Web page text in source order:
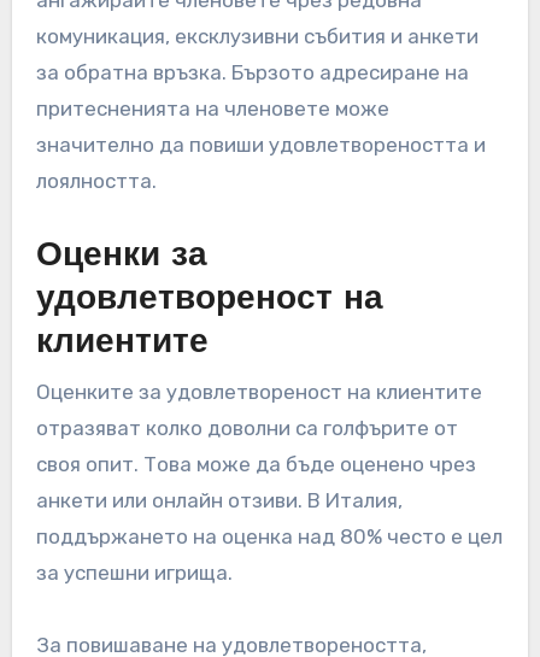
комуникация, ексклузивни събития и анкети
за обратна връзка. Бързото адресиране на
притесненията на членовете може
значително да повиши удовлетвореността и
лоялността.
Оценки за
удовлетвореност на
клиентите
Оценките за удовлетвореност на клиентите
отразяват колко доволни са голфърите от
своя опит. Това може да бъде оценено чрез
анкети или онлайн отзиви. В Италия,
поддържането на оценка над 80% често е цел
за успешни игрища.
За повишаване на удовлетвореността,